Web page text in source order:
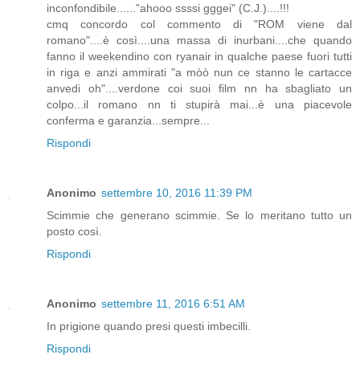
inconfondibile......"ahooo ssssi gggei" (C.J.)....!!!
cmq concordo col commento di "ROM viene dal
romano"....è così....una massa di inurbani....che quando
fanno il weekendino con ryanair in qualche paese fuori tutti
in riga e anzi ammirati "a mòò nun ce stanno le cartacce
anvedi oh"....verdone coi suoi film nn ha sbagliato un
colpo...il romano nn ti stupirà mai...è una piacevole
conferma e garanzia...sempre...
Rispondi
Anonimo settembre 10, 2016 11:39 PM
Scimmie che generano scimmie. Se lo meritano tutto un
posto così.
Rispondi
Anonimo settembre 11, 2016 6:51 AM
In prigione quando presi questi imbecilli.
Rispondi